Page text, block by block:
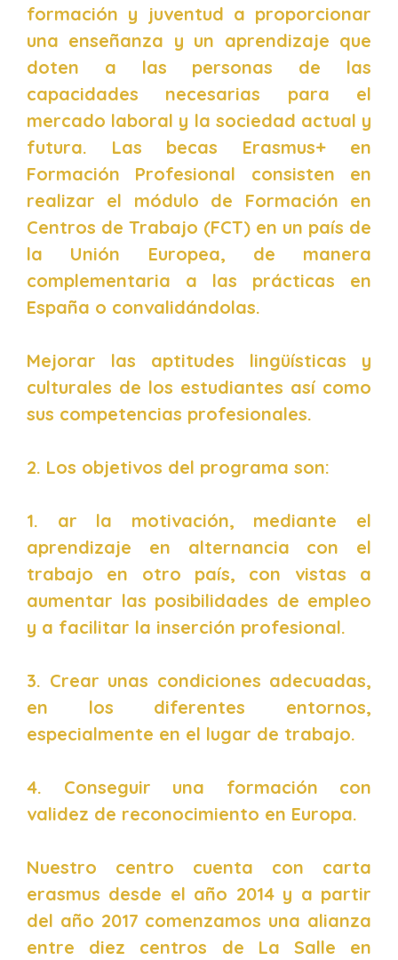
formación y juventud a proporcionar
una enseñanza y un aprendizaje que
doten a las personas de las
capacidades necesarias para el
mercado laboral y la sociedad actual y
futura. Las becas Erasmus+ en
Formación Profesional consisten en
realizar el módulo de Formación en
Centros de Trabajo (FCT) en un país de
la Unión Europea, de manera
complementaria a las prácticas en
España o convalidándolas.
Mejorar las aptitudes lingüísticas y
culturales de los estudiantes así como
sus competencias profesionales.
2. Los objetivos del programa son:
1. ar la motivación, mediante el
aprendizaje en alternancia con el
trabajo en otro país, con vistas a
aumentar las posibilidades de empleo
y a facilitar la inserción profesional.
3. Crear unas condiciones adecuadas,
en los diferentes entornos,
especialmente en el lugar de trabajo.
4. Conseguir una formación con
validez de reconocimiento en Europa.
Nuestro centro cuenta con carta
erasmus desde el año 2014 y a partir
del año 2017 comenzamos una alianza
entre diez centros de La Salle en